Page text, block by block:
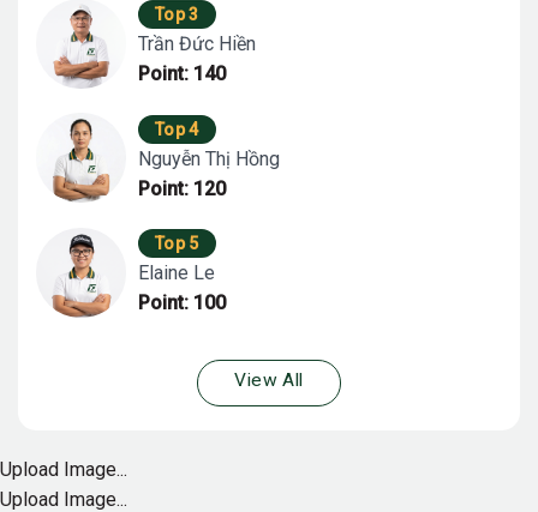
Top 3
Trần Đức Hiền
Point: 140
Top 4
Nguyễn Thị Hồng
Point: 120
Top 5
Elaine Le
Point: 100
View All
Upload Image...
Upload Image...